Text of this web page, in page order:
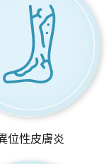
位性皮膚炎